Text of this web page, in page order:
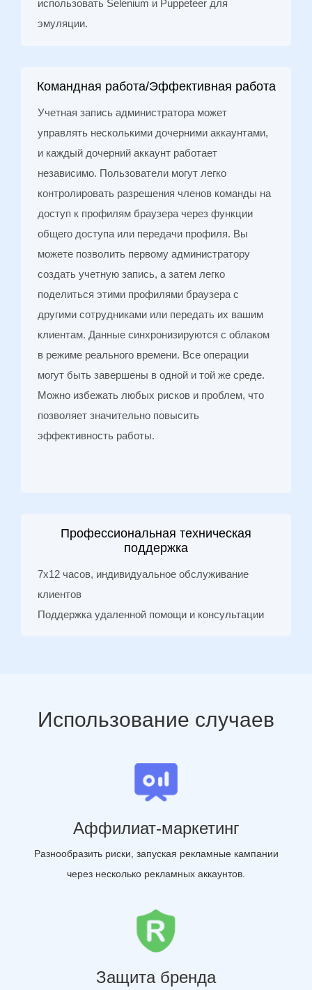
использовать Selenium и Puppeteer для
эмуляции.
Командная работа/Эффективная работа
Учетная запись администратора может
управлять несколькими дочерними аккаунтами,
и каждый дочерний аккаунт работает
независимо. Пользователи могут легко
контролировать разрешения членов команды на
доступ к профилям браузера через функции
общего доступа или передачи профиля. Вы
можете позволить первому администратору
создать учетную запись, а затем легко
поделиться этими профилями браузера с
другими сотрудниками или передать их вашим
клиентам. Данные синхронизируются с облаком
в режиме реального времени. Все операции
могут быть завершены в одной и той же среде.
Можно избежать любых рисков и проблем, что
позволяет значительно повысить
эффективность работы.
Профессиональная техническая
поддержка
7x12 часов, индивидуальное обслуживание
клиентов
Поддержка удаленной помощи и консультации
Использование случаев
Аффилиат-маркетинг
Разнообразить риски, запуская рекламные кампании
через несколько рекламных аккаунтов.
Защита бренда